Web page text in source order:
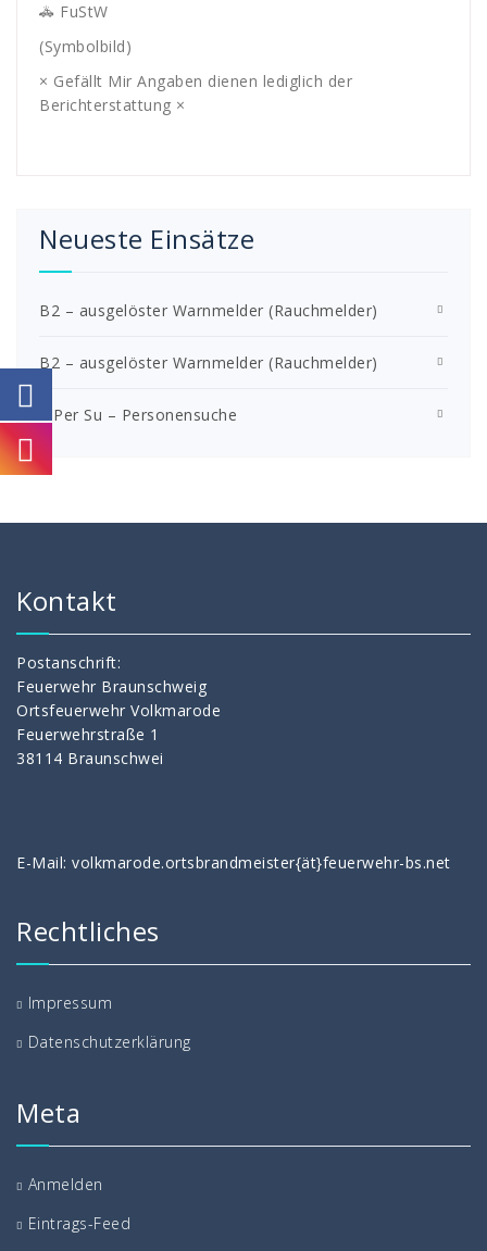
🚓 FuStW
(Symbolbild)
× Gefällt Mir Angaben dienen lediglich der
Berichterstattung ×
Neueste Einsätze
B2 – ausgelöster Warnmelder (Rauchmelder)
B2 – ausgelöster Warnmelder (Rauchmelder)
S Per Su – Personensuche
Kontakt
Postanschrift:
Feuerwehr Braunschweig
Ortsfeuerwehr Volkmarode
Feuerwehrstraße 1
38114 Braunschwei
E-Mail: volkmarode.ortsbrandmeister{ät}feuerwehr-bs.net
Rechtliches
Impressum
Datenschutzerklärung
Meta
Anmelden
Eintrags-Feed